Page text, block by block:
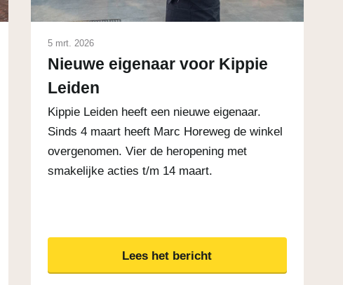
5 mrt. 2026
Nieuwe eigenaar voor Kippie
Leiden
Kippie Leiden heeft een nieuwe eigenaar.
Sinds 4 maart heeft Marc Horeweg de winkel
overgenomen. Vier de heropening met
smakelijke acties t/m 14 maart.
Lees het bericht